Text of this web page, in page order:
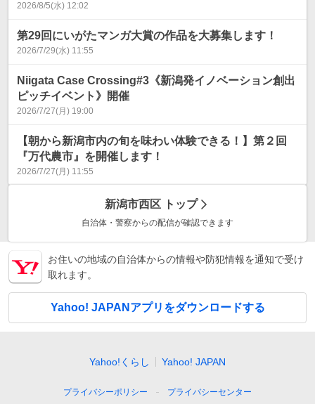
2026/8/5(水) 12:02
第29回にいがたマンガ大賞の作品を大募集します！
2026/7/29(水) 11:55
Niigata Case Crossing#3《新潟発イノベーション創出
ピッチイベント》開催
2026/7/27(月) 19:00
【朝から新潟市内の旬を味わい体験できる！】第２回
『万代農市』を開催します！
2026/7/27(月) 11:55
新潟市西区 トップ
自治体・警察からの配信が確認できます
お住いの地域の自治体からの情報や防犯情報を通知で受け
取れます。
Yahoo! JAPANアプリをダウンロードする
Yahoo!くらし Yahoo! JAPAN
プライバシーポリシー プライバシーセンター